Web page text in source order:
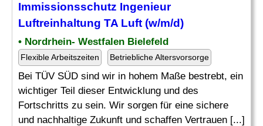
Immissionsschutz Ingenieur
Luftreinhaltung TA Luft (w/m/d)
• Nordrhein- Westfalen Bielefeld
Flexible Arbeitszeiten Betriebliche Altersvorsorge
Bei TÜV SÜD sind wir in hohem Maße bestrebt, ein
wichtiger Teil dieser Entwicklung und des
Fortschritts zu sein. Wir sorgen für eine sichere
und nachhaltige Zukunft und schaffen Vertrauen [...]